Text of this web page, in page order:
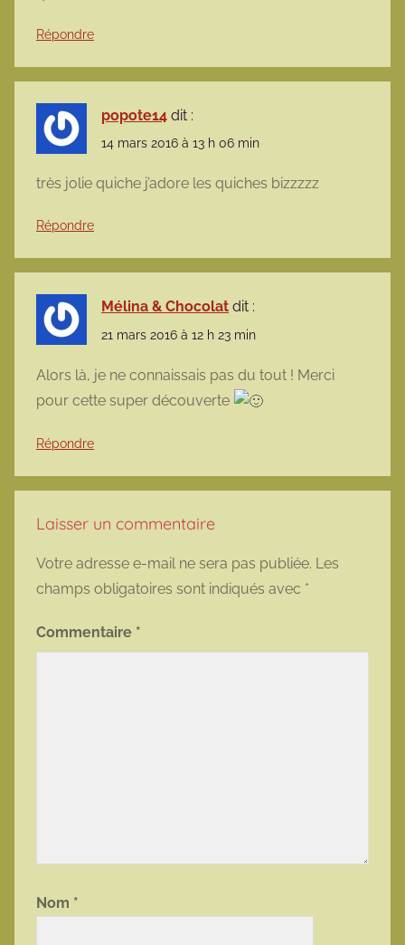
Répondre
popote14 dit :
14 mars 2016 à 13 h 06 min
très jolie quiche j’adore les quiches bizzzzz
Répondre
Mélina & Chocolat dit :
21 mars 2016 à 12 h 23 min
Alors là, je ne connaissais pas du tout ! Merci
pour cette super découverte
Répondre
Laisser un commentaire
Votre adresse e-mail ne sera pas publiée. Les
champs obligatoires sont indiqués avec *
Commentaire *
Nom *